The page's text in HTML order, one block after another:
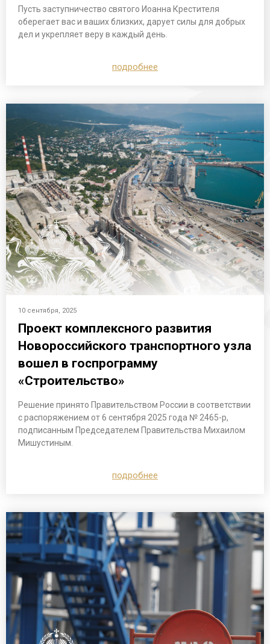
Пусть заступничество святого Иоанна Крестителя
оберегает вас и ваших близких, дарует силы для добрых
дел и укрепляет веру в каждый день.
подробнее
10 сентября, 2025
Проект комплексного развития
Новороссийского транспортного узла
вошел в госпрограмму
«Строительство»
Решение принято Правительством России в соответствии
с распоряжением от 6 сентября 2025 года № 2465-р,
подписанным Председателем Правительства Михаилом
Мишустиным.
подробнее